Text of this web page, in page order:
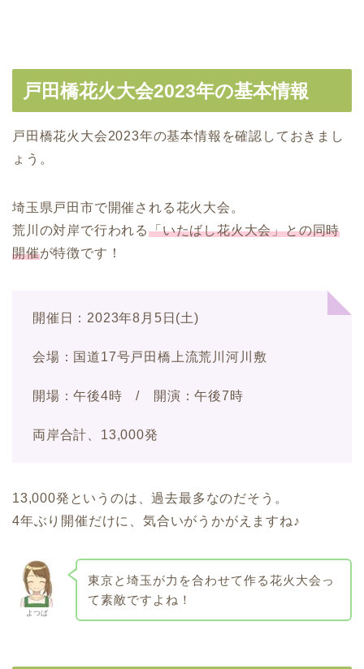
戸田橋花火大会2023年の基本情報
戸田橋花火大会2023年の基本情報を確認しておきまし
ょう。
埼玉県戸田市で開催される花火大会。
荒川の対岸で行われる「いたばし花火大会」との同時
開催が特徴です！
開催日：2023年8月5日(土)
会場：国道17号戸田橋上流荒川河川敷
開場：午後4時 / 開演：午後7時
両岸合計、13,000発
13,000発というのは、過去最多なのだそう。
4年ぶり開催だけに、気合いがうかがえますね♪
よつば
東京と埼玉が力を合わせて作る花火大会っ
て素敵ですよね！